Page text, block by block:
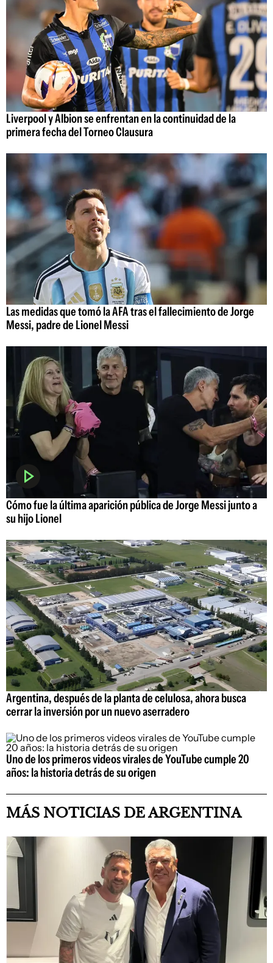
Liverpool y Albion se enfrentan en la continuidad de la
primera fecha del Torneo Clausura
Las medidas que tomó la AFA tras el fallecimiento de Jorge
Messi, padre de Lionel Messi
Cómo fue la última aparición pública de Jorge Messi junto a
su hijo Lionel
Argentina, después de la planta de celulosa, ahora busca
cerrar la inversión por un nuevo aserradero
Uno de los primeros videos virales de YouTube cumple 20
años: la historia detrás de su origen
MÁS NOTICIAS DE ARGENTINA